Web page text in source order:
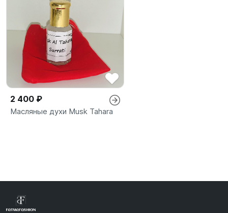
2 400 ₽
Масляные духи Musk Tahara